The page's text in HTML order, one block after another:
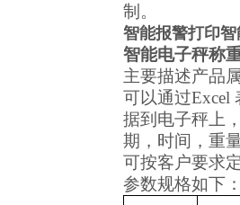
制。
智能报警打印
智能电子秤称
主要描述产品
可以通过Excel
据到电子秤上
期，时间，重
可按客户要求
参数规格如下